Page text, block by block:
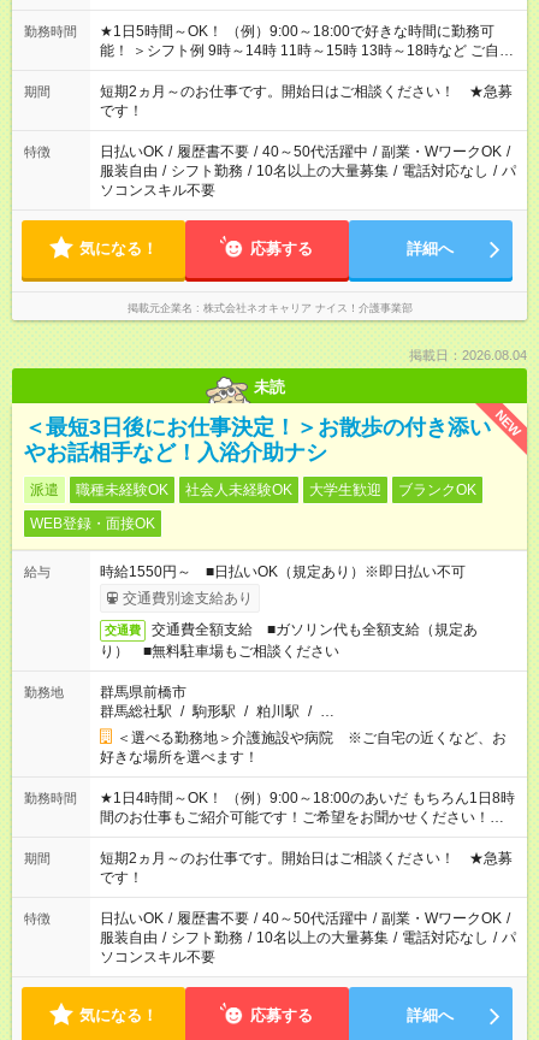
勤務時間
★1日5時間～OK！ （例）9:00～18:00で好きな時間に勤務可
能！ ＞シフト例 9時～14時 11時～15時 13時～18時など ご自身
のご都合に合わせて勤務時間をご相談ください！ ★家庭の都合
でお休みや時間の調整が必要な場合も遠慮なくご相談くださ
い。
期間
短期2ヵ月～のお仕事です。開始日はご相談ください！ ★急募
です！
特徴 日払いOK / 履歴書不要 / 40～50代活躍中 / 副業・WワークOK /
服装自由 / シフト勤務 / 10名以上の大量募集 / 電話対応なし / パ
ソコンスキル不要
気になる！ 応募する 詳細へ
掲載元企業名 株式会社ネオキャリア ナイス！介護事業部
掲載日：2026.08.04
未読
NEW
＜最短3日後にお仕事決定！＞お散歩の付き添い
やお話相手など！入浴介助ナシ
派遣 職種未経験OK 社会人未経験OK 大学生歓迎
ブランクOK
WEB登録・面接OK
給与
時給1550円～ ■日払いOK（規定あり）※即日払い不可
交通費別途支給あり
交通費
交通費全額支給 ■ガソリン代も全額支給（規定あ
り） ■無料駐車場もご相談ください
勤務地
群馬県前橋市
群馬総社駅 / 駒形駅 / 粕川駅 / …
＜選べる勤務地＞介護施設や病院 ※ご自宅の近くなど、お
好きな場所を選べます！
勤務時間
★1日4時間～OK！ （例）9:00～18:00のあいだ もちろん1日8時
間のお仕事もご紹介可能です！ご希望をお聞かせください！★家
庭の都合でお休みが必要な場合も遠慮なくご相談ください。 ※
週最低15時間以上の勤務が必要です
期間
短期2ヵ月～のお仕事です。開始日はご相談ください！ ★急募
です！
特徴 日払いOK / 履歴書不要 / 40～50代活躍中 / 副業・WワークOK /
服装自由 / シフト勤務 / 10名以上の大量募集 / 電話対応なし / パ
ソコンスキル不要
気になる！ 応募する 詳細へ